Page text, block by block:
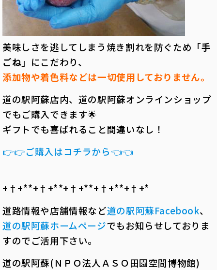
美味しさを逃してしまう焼き割れを防ぐため「手
ごね」にこだわり、
添加物や着色料などは一切使用しておりません。
道の駅阿蘇店内、道の駅阿蘇オンラインショップ
でもご購入できます🌟
ギフトでも喜ばれること間違いなし！
👉👉ご購入はコチラから👈👈
+†+*――*+†+*――*+†+*――*+†+*――*+†+*――
道路情報や店舗情報など道の駅阿蘇Facebook、
道の駅阿蘇ホームページでもお知らせしておりま
すのでご活用下さい。
道の駅阿蘇(ＮＰＯ法人ＡＳＯ田園空間博物館)